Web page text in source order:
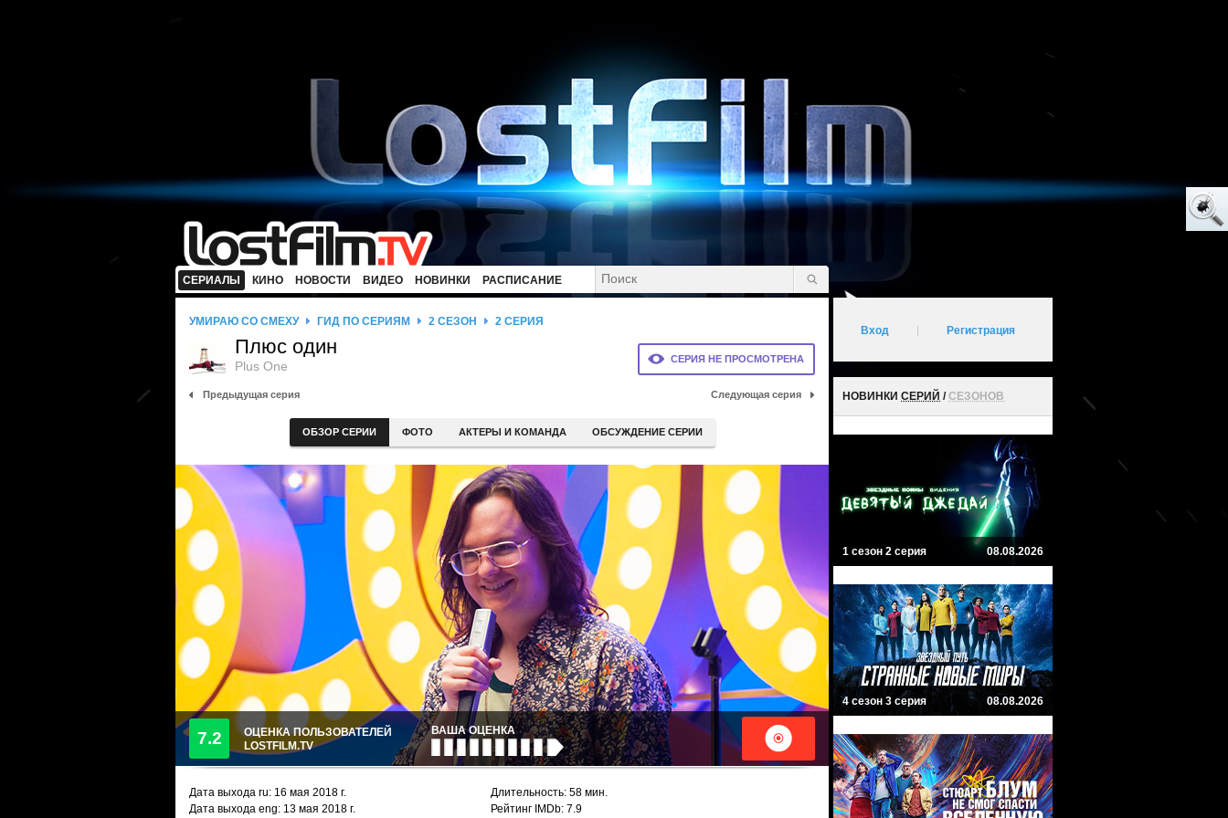
СЕРИАЛЫ КИНО НОВОСТИ ВИДЕО НОВИНКИ РАСПИСАНИЕ
СЕРИЯ НЕ ПРОСМОТРЕНА
УМИРАЮ СО СМЕХУ ГИД ПО СЕРИЯМ 2 СЕЗОН 2 СЕРИЯ
Плюс один
Plus One
Предыдущая серия Следующая серия
ОБЗОР СЕРИИ ФОТО АКТЕРЫ И КОМАНДА ОБСУЖДЕНИЕ СЕРИИ
7.2
ОЦЕНКА ПОЛЬЗОВАТЕЛЕЙ
LOSTFILM.TV
ВАША ОЦЕНКА
Дата выхода ru: 16 мая 2018 г.
Дата выхода eng: 13 мая 2018 г.
Длительность: 58 мин.
Рейтинг IMDb: 7.9
Вход Регистрация
НОВИНКИ СЕРИЙ /СЕЗОНОВ
1 сезон 2 серия 08.08.2026
4 сезон 3 серия 08.08.2026